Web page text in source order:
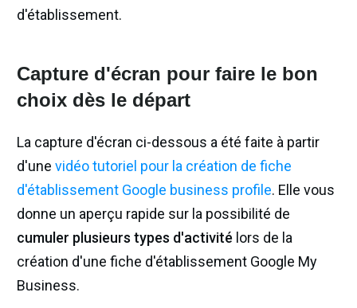
d'établissement.
Capture d'écran pour faire le bon
choix dès le départ
La capture d'écran ci-dessous a été faite à partir
d'une vidéo tutoriel pour la création de fiche
d'établissement Google business profile. Elle vous
donne un aperçu rapide sur la possibilité de
cumuler plusieurs types d'activité lors de la
création d'une fiche d'établissement Google My
Business.